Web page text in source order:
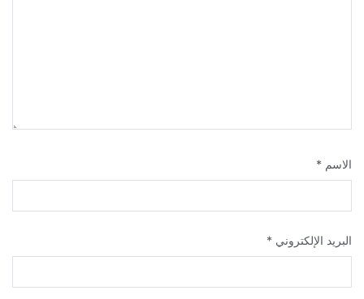
الاسم *
البريد الإلكتروني *